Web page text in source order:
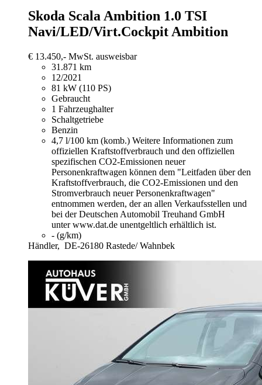
Skoda ScalaAmbition 1.0 TSI
Navi/LED/Virt.Cockpit Ambition
€ 13.450,- MwSt. ausweisbar
31.871 km
12/2021
81 kW (110 PS)
Gebraucht
1 Fahrzeughalter
Schaltgetriebe
Benzin
4,7 l/100 km (komb.) Weitere Informationen zum
offiziellen Kraftstoffverbrauch und den offiziellen
spezifischen CO2-Emissionen neuer
Personenkraftwagen können dem "Leitfaden über den
Kraftstoffverbrauch, die CO2-Emissionen und den
Stromverbrauch neuer Personenkraftwagen"
entnommen werden, der an allen Verkaufsstellen und
bei der Deutschen Automobil Treuhand GmbH
unter www.dat.de unentgeltlich erhältlich ist.
- (g/km)
Händler, DE-26180 Rastede/ Wahnbek